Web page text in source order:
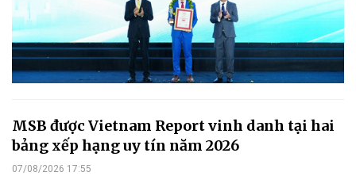
MSB được Vietnam Report vinh danh tại hai
bảng xếp hạng uy tín năm 2026
07/08/2026 17:55